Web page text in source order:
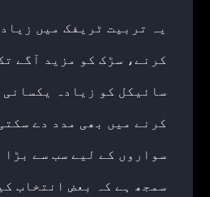
یہ تربیت ٹریفک میں
کرنے، سڑک کو مزید آگے
سائیکل کو زیادہ
کرنے میں بھی مدد دے
سواروں کے لیے سب سے
سمجھ ہے کہ بعض انتخاب